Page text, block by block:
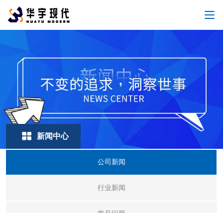
新闻中心
公司新闻
行业新闻